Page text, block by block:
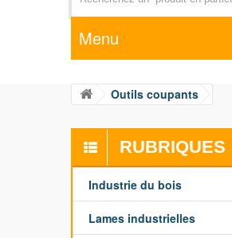
Par exemple +distributeur +CD01
Outils coupants
RUBRIQUES
Industrie du bois
Lames industrielles